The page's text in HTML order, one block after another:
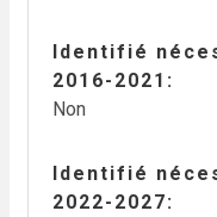
Identifié
2016-2021
Non
Identifié
2022-2027